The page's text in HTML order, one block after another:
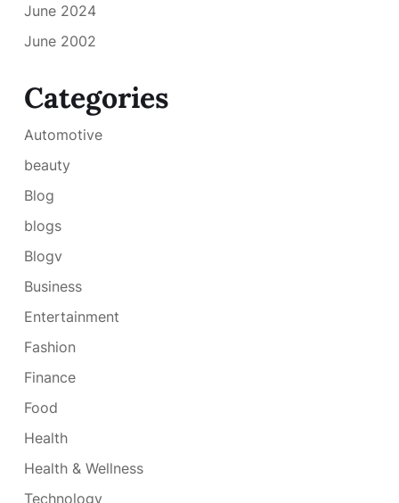
June 2024
June 2002
Categories
Automotive
beauty
Blog
blogs
Blogv
Business
Entertainment
Fashion
Finance
Food
Health
Health & Wellness
Technology